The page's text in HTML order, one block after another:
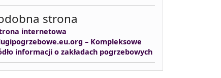
strona
internetowa
– Kompleksowe
informacji o zakładach pogrzebowych